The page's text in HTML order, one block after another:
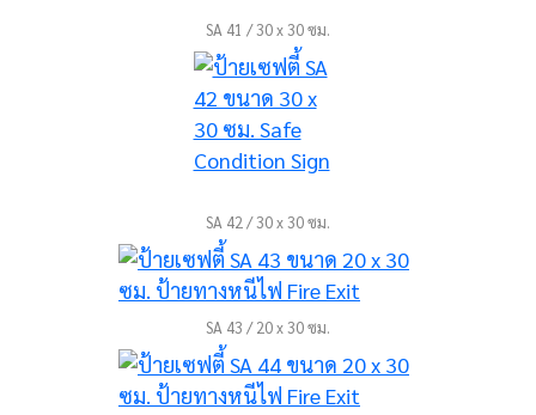
SA 41 / 30 x 30 ซม.
SA 42 / 30 x 30 ซม.
SA 43 / 20 x 30 ซม.